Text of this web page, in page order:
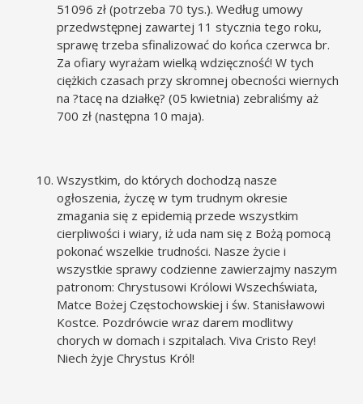
51096 zł (potrzeba 70 tys.). Według umowy
przedwstępnej zawartej 11 stycznia tego roku,
sprawę trzeba sfinalizować do końca czerwca br.
Za ofiary wyrażam wielką wdzięczność! W tych
ciężkich czasach przy skromnej obecności wiernych
na ?tacę na działkę? (05 kwietnia) zebraliśmy aż
700 zł (następna 10 maja).
Wszystkim, do których dochodzą nasze
ogłoszenia, życzę w tym trudnym okresie
zmagania się z epidemią przede wszystkim
cierpliwości i wiary, iż uda nam się z Bożą pomocą
pokonać wszelkie trudności. Nasze życie i
wszystkie sprawy codzienne zawierzajmy naszym
patronom: Chrystusowi Królowi Wszechświata,
Matce Bożej Częstochowskiej i św. Stanisławowi
Kostce. Pozdrówcie wraz darem modlitwy
chorych w domach i szpitalach. Viva Cristo Rey!
Niech żyje Chrystus Król!